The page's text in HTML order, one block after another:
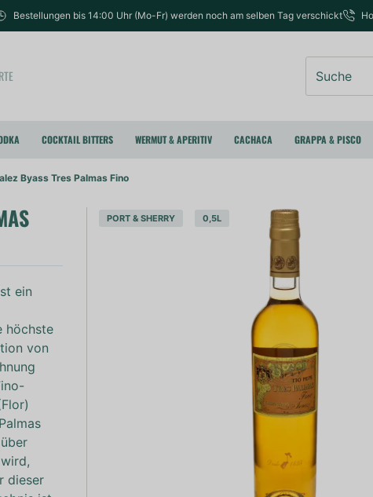
Bestellungen bis 14:00 Uhr (Mo-Fr) werden noch am selben Tag verschickt
COCKTAIL BITTERS WERMUT & APERITIV CACHACA GRAPPA & PISCO
Byass Tres Palmas Fino
ein
höchste
von
dieser
PORT & SHERRY 0,5L